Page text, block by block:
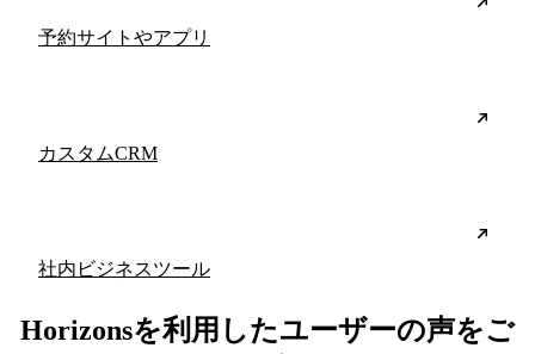
予約サイトやアプリ
カスタムCRM
社内ビジネスツール
Horizonsを利用したユーザーの声をご